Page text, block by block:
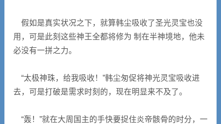
假如是真实状况之下，就算韩尘吸收了圣光灵宝也没
用，可是此刻这些神王全都将修为 制在半神境地，他未
必没有一拼之力。
“太极神珠，给我吸收！”韩尘匆促将神光灵宝吸收进
去，可是打破是需求时刻的，现在明显来不及了。
“轰！”就在大周国主的手快要捉住炎帝骸骨的时分，一